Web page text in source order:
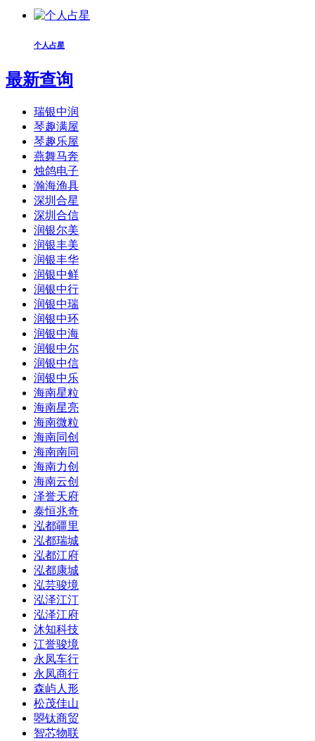
个人占星
最新查询
瑞银中润
琴趣满屋
琴趣乐屋
燕舞马奔
烛鸽电子
瀚海渔具
深圳合星
深圳合信
润银尔美
润银丰美
润银丰华
润银中鲜
润银中行
润银中瑞
润银中环
润银中海
润银中尔
润银中信
润银中乐
海南星粒
海南星亮
海南微粒
海南同创
海南南同
海南力创
海南云创
泽誉天府
泰恒兆奇
泓都疆里
泓都瑞城
泓都江府
泓都康城
泓芸骏境
泓泽江汀
泓泽江府
沐知科技
江誉骏境
永凤车行
永凤商行
森屿人形
松茂佳山
曌钛商贸
智芯物联